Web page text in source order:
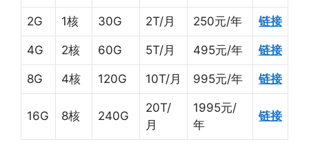
2G 1核 30G 2T/月 250元/年 链接
4G 2核 60G 5T/月 495元/年 链接
8G 4核 120G 10T/月 995元/年 链接
16G 8核 240G
20T/
月
1995元/
年
链接